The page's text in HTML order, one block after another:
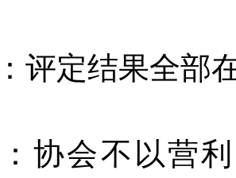
评定结果全部
协会不以营